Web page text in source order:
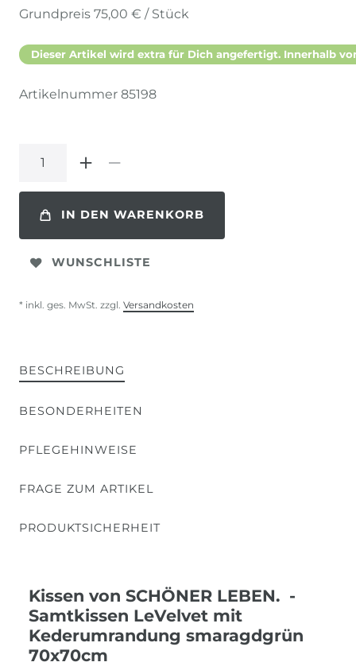
Grundpreis 75,00 € / Stück
Dieser Artikel wird extra für Dich angefertigt. Innerhalb
Artikelnummer 85198
IN DEN WARENKORB
WUNSCHLISTE
* inkl. ges. MwSt. zzgl. Versandkosten
BESCHREIBUNG
BESONDERHEITEN
PFLEGEHINWEISE
FRAGE ZUM ARTIKEL
PRODUKTSICHERHEIT
Kissen von SCHÖNER LEBEN. -
Samtkissen LeVelvet mit
Kederumrandung smaragdgrün
70x70cm